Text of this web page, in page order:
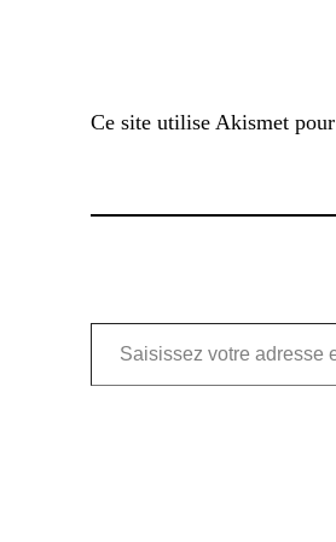
Ce site utilise Akismet
Saisissez votre adresse e-mail…